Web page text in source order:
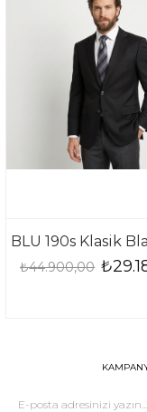
BLU 190s Klasik Blazer Ceket
₺29.185,00